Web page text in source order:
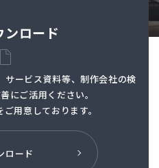
ンロード
ービス資料等、制作会社の検
にご活用ください。
ご用意しております。
ロード